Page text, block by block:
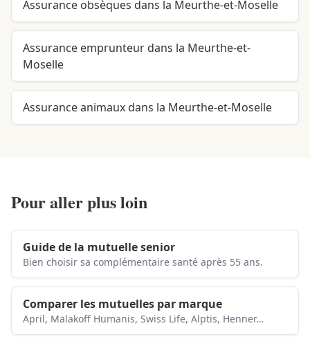
Assurance obsèques dans la Meurthe-et-Moselle
Assurance emprunteur dans la Meurthe-et-
Moselle
Assurance animaux dans la Meurthe-et-Moselle
Pour aller plus loin
Guide de la mutuelle senior
Bien choisir sa complémentaire santé après 55 ans.
Comparer les mutuelles par marque
April, Malakoff Humanis, Swiss Life, Alptis, Henner…